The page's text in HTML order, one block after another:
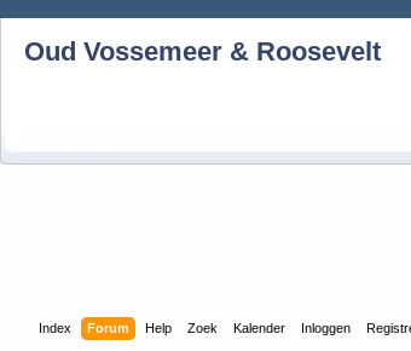
Oud Vossemeer & Roosevelt
Index Forum Help Zoek Kalender Inloggen